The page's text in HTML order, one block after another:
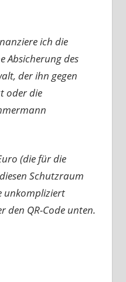
ich die
Absicherung des
der ihn gegen
oder die
(die für die
Schutzraum
unkompliziert
den QR-Code unten.